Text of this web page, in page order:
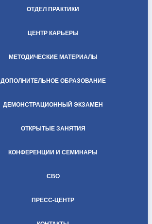
ОТДЕЛ ПРАКТИКИ
ЦЕНТР КАРЬЕРЫ
МЕТОДИЧЕСКИЕ МАТЕРИАЛЫ
ДОПОЛНИТЕЛЬНОЕ ОБРАЗОВАНИЕ
ДЕМОНСТРАЦИОННЫЙ ЭКЗАМЕН
ОТКРЫТЫЕ ЗАНЯТИЯ
КОНФЕРЕНЦИИ И СЕМИНАРЫ
СВО
ПРЕСС-ЦЕНТР